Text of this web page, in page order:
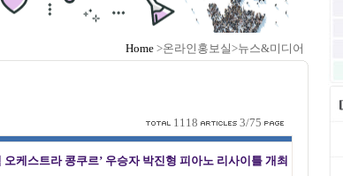
Home >온라인홍보실>뉴스&미디어
1118
3/75
케스트라 콩쿠르’ 우승자 박진형 피아노 리사이틀 개최